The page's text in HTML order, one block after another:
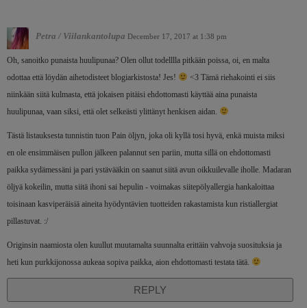
Petra / Viilankantolupa December 17, 2017 at 1:38 pm
Oh, sanoitko punaista huulipunaa? Olen ollut todelllla pitkään poissa, oi, en malta
odottaa että löydän aihetodisteet blogiarkistosta! Jes!
<3 Tämä riehakointi ei siis
niinkään siitä kulmasta, että jokaisen pitäisi ehdottomasti käyttää aina punaista
huulipunaa, vaan siksi, että olet selkeästi ylittänyt henkisen aidan.
Tästä listauksesta tunnistin tuon Pain öljyn, joka oli kyllä tosi hyvä, enkä muista miksi
en ole ensimmäisen pullon jälkeen palannut sen pariin, mutta sillä on ehdottomasti
paikka sydämessäni ja pari ystävääkin on saanut siitä avun oikkuilevalle iholle. Madaran
öljyä kokeilin, mutta siitä ihoni sai hepulin - voimakas siitepölyallergia hankaloittaa
toisinaan kasviperäisiä aineita hyödyntävien tuotteiden rakastamista kun ristiallergiat
pillastuvat. :/
Originsin naamiosta olen kuullut muutamalta suunnalta erittäin vahvoja suosituksia ja
heti kun purkkijonossa aukeaa sopiva paikka, aion ehdottomasti testata tätä.
REPLY